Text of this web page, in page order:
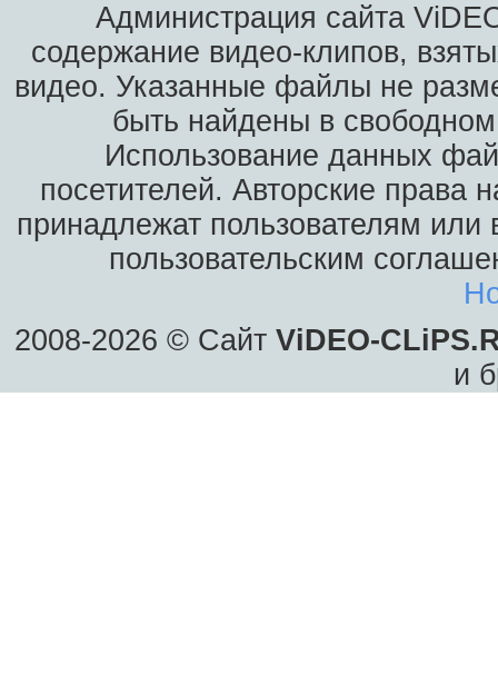
Администрация сайта
содержание видео-клипов,
видео. Указанные файлы не
быть найдены в
Использование данных
посетителей. Авторские права
принадлежат пользователям или
пользовательским
2008-2026 © Сайт ViDEO-
и